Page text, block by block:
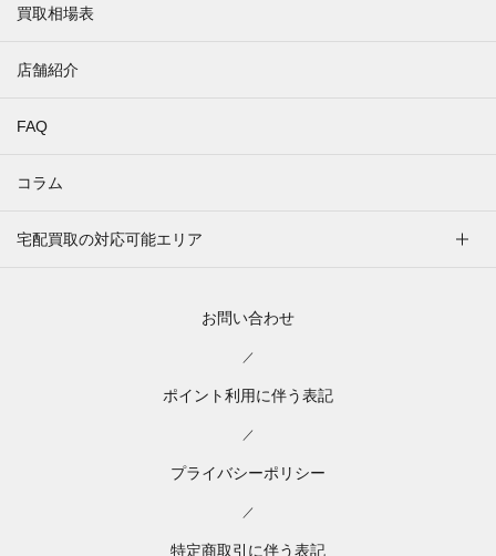
買取相場表
店舗紹介
FAQ
コラム
宅配買取の対応可能エリア
お問い合わせ
／
ポイント利用に伴う表記
／
プライバシーポリシー
／
特定商取引に伴う表記